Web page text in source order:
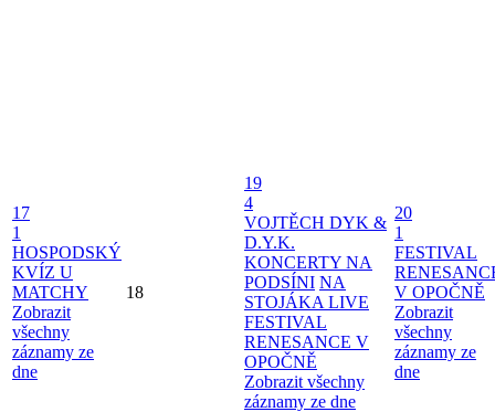
17
1
HOSPODSKÝ
KVÍZ U
MATCHY
Zobrazit
všechny
záznamy ze
dne
18
19
4
VOJTĚCH DYK &
D.Y.K.
KONCERTY NA
PODSÍNI NA
STOJÁKA LIVE
FESTIVAL
RENESANCE V
OPOČNĚ
Zobrazit všechny
záznamy ze dne
20
1
FESTIVAL
V OPOČNĚ
Zobrazit
všechny
záznamy ze
dne